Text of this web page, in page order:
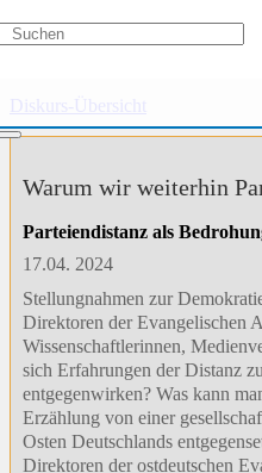
Extremismus
Warum wir weiterhin
Parteiendistanz als
17.04. 2024
Stellungnahmen zur
Direktoren der Evangelischen
Wissenschaftlerinnen,
sich Erfahrungen der Distanz
entgegenwirken? Was kann
Erzählung von einer
Osten Deutschlands
Direktoren der ostdeutschen